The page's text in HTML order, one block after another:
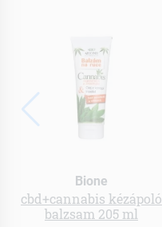
Bione
cbd+cannabis kézápoló
balzsam 205 ml